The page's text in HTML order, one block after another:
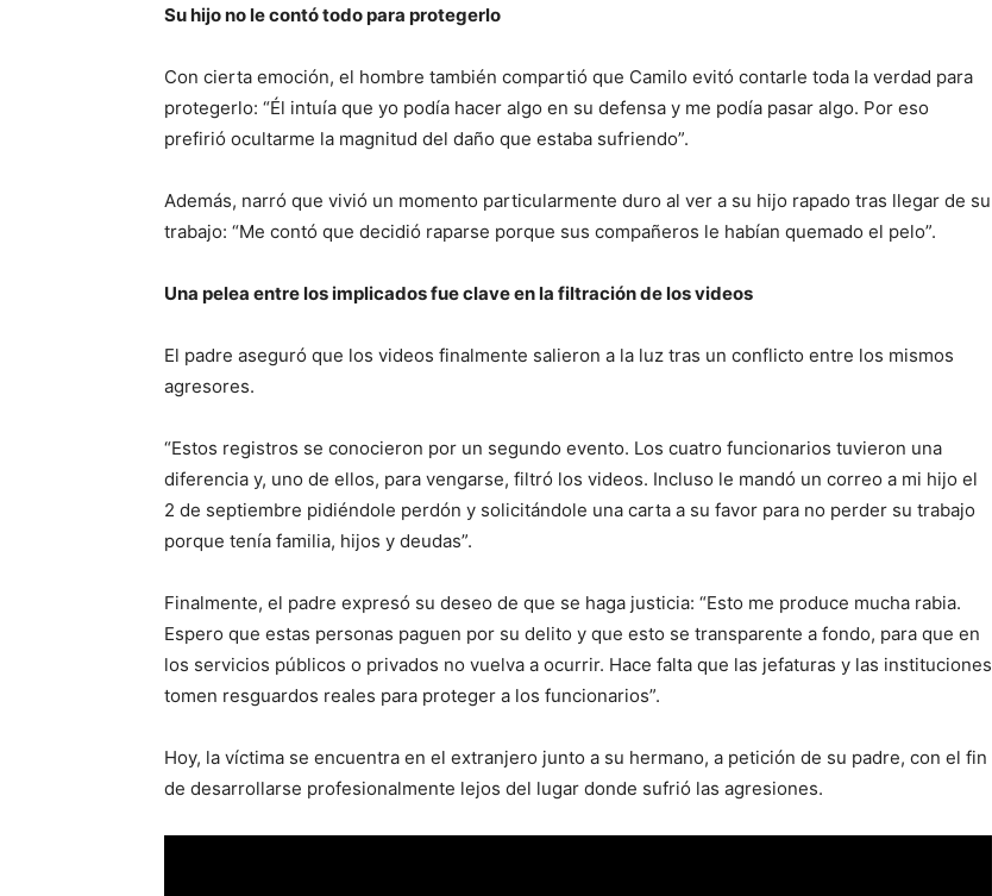
Su hijo no le contó todo para protegerlo
Con cierta emoción, el hombre también compartió que Camilo evitó contarle toda la verdad para
protegerlo: “Él intuía que yo podía hacer algo en su defensa y me podía pasar algo. Por eso
prefirió ocultarme la magnitud del daño que estaba sufriendo”.
Además, narró que vivió un momento particularmente duro al ver a su hijo rapado tras llegar de su
trabajo: “Me contó que decidió raparse porque sus compañeros le habían quemado el pelo”.
Una pelea entre los implicados fue clave en la filtración de los videos
El padre aseguró que los videos finalmente salieron a la luz tras un conflicto entre los mismos
agresores.
“Estos registros se conocieron por un segundo evento. Los cuatro funcionarios tuvieron una
diferencia y, uno de ellos, para vengarse, filtró los videos. Incluso le mandó un correo a mi hijo el
2 de septiembre pidiéndole perdón y solicitándole una carta a su favor para no perder su trabajo
porque tenía familia, hijos y deudas”.
Finalmente, el padre expresó su deseo de que se haga justicia: “Esto me produce mucha rabia.
Espero que estas personas paguen por su delito y que esto se transparente a fondo, para que en
los servicios públicos o privados no vuelva a ocurrir. Hace falta que las jefaturas y las instituciones
tomen resguardos reales para proteger a los funcionarios”.
Hoy, la víctima se encuentra en el extranjero junto a su hermano, a petición de su padre, con el fin
de desarrollarse profesionalmente lejos del lugar donde sufrió las agresiones.